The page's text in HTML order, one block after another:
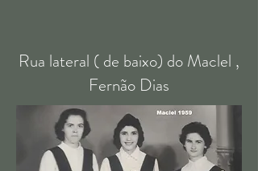
Rua lateral ( de baixo) do Maclel ,
Fernão Dias